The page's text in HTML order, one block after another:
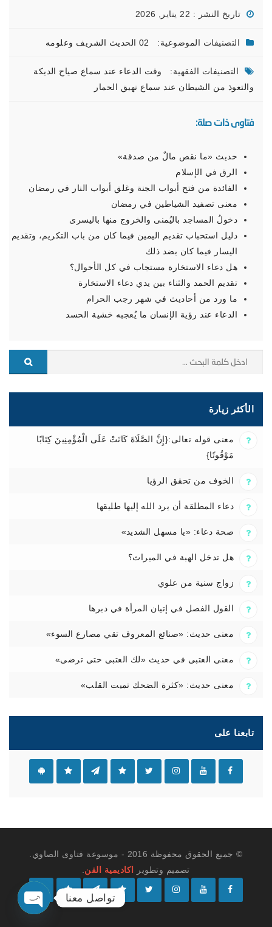
تاريخ النشر : 22 يناير, 2026
التصنيفات الموضوعية: 02 الحديث الشريف وعلومه
التصنيفات الفقهية:
وقت الدعاء عند سماع صياح الديكة
والتعوذ من الشيطان عند سماع نهيق الحمار
فتاوى ذات صلة:
حديث «ما نقص مالٌ من صدقة»
الرق في الإسلام
الفائدة من فتح أبواب الجنة وغلق أبواب النار في رمضان
معنى تصفيد الشياطين في رمضان
دخولُ المساجد باليُمنى والخروج منها باليسرى
دليل استحباب تقديم اليمين فيما كان من باب التكريم، وتقديم
اليسار فيما كان بضد ذلك
هل دعاء الاستخارة مستجاب في كل الأحوال؟
تقديم الحمد والثناء بين يدي دعاء الاستخارة
ما ورد من أحاديث في شهر رجب الحرام
الدعاء عند رؤية الإنسان ما يُعجبه خشية الحسد
الأكثر زيارة
معنى قوله تعالى:{إِنَّ الصَّلَاةَ كَانَتْ عَلَى الْمُؤْمِنِينَ كِتَابًا
مَوْقُوتًا}
الخوف من تحقق الرؤيا
دعاء المطلقة أن يرد الله إليها طليقها
صحة دعاء: «يا مسهل الشديد»
هل تدخل الهبة في الميراث؟
زواج سنية من علوي
القول الفصل في إتيان المرأة في دبرها
معنى حديث: «صنائع المعروف تقي مصارع السوء»
معنى العتبى في حديث «لك العتبى حتى ترضى»
معنى حديث: «كثرة الضحك تميت القلب»
تابعنا على
© جميع الحقوق محفوظة 2016 - موسوعة فتاوى الصاوي.
تصميم وتطوير
اكاديمية الفن
تواصل معنا